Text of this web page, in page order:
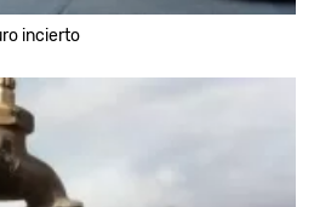
incierto